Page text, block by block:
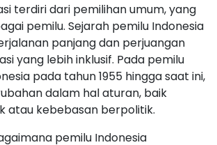
terdiri dari pemilihan umum, yang
pemilu. Sejarah pemilu Indonesia
panjang dan perjuangan
yang lebih inklusif. Pada pemilu
pada tahun 1955 hingga saat ini,
dalam hal aturan, baik
atau kebebasan berpolitik.
pemilu Indonesia